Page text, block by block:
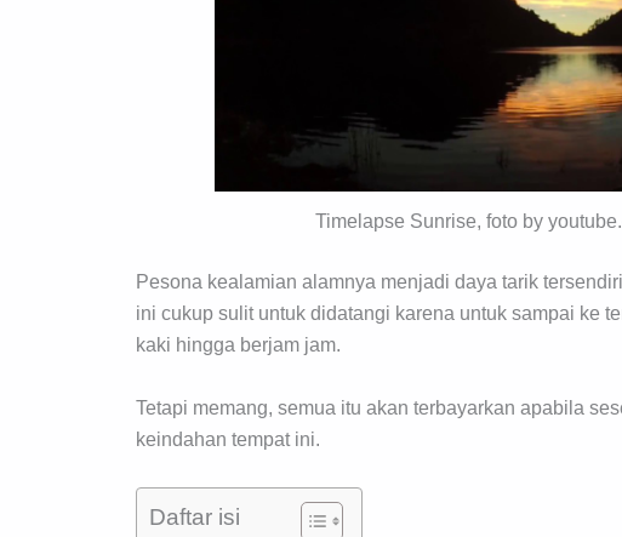
Timelapse Sunrise, foto by
Pesona kealamian alamnya menjadi daya tarik
ini cukup sulit untuk didatangi karena untuk sampai ke
kaki hingga berjam jam.
Tetapi memang, semua itu akan terbayarkan apabila
keindahan tempat ini.
Daftar isi